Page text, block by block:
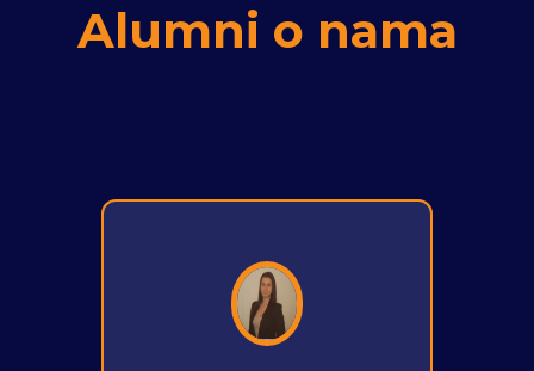
Alumni o nama
Nina Stanisavljević